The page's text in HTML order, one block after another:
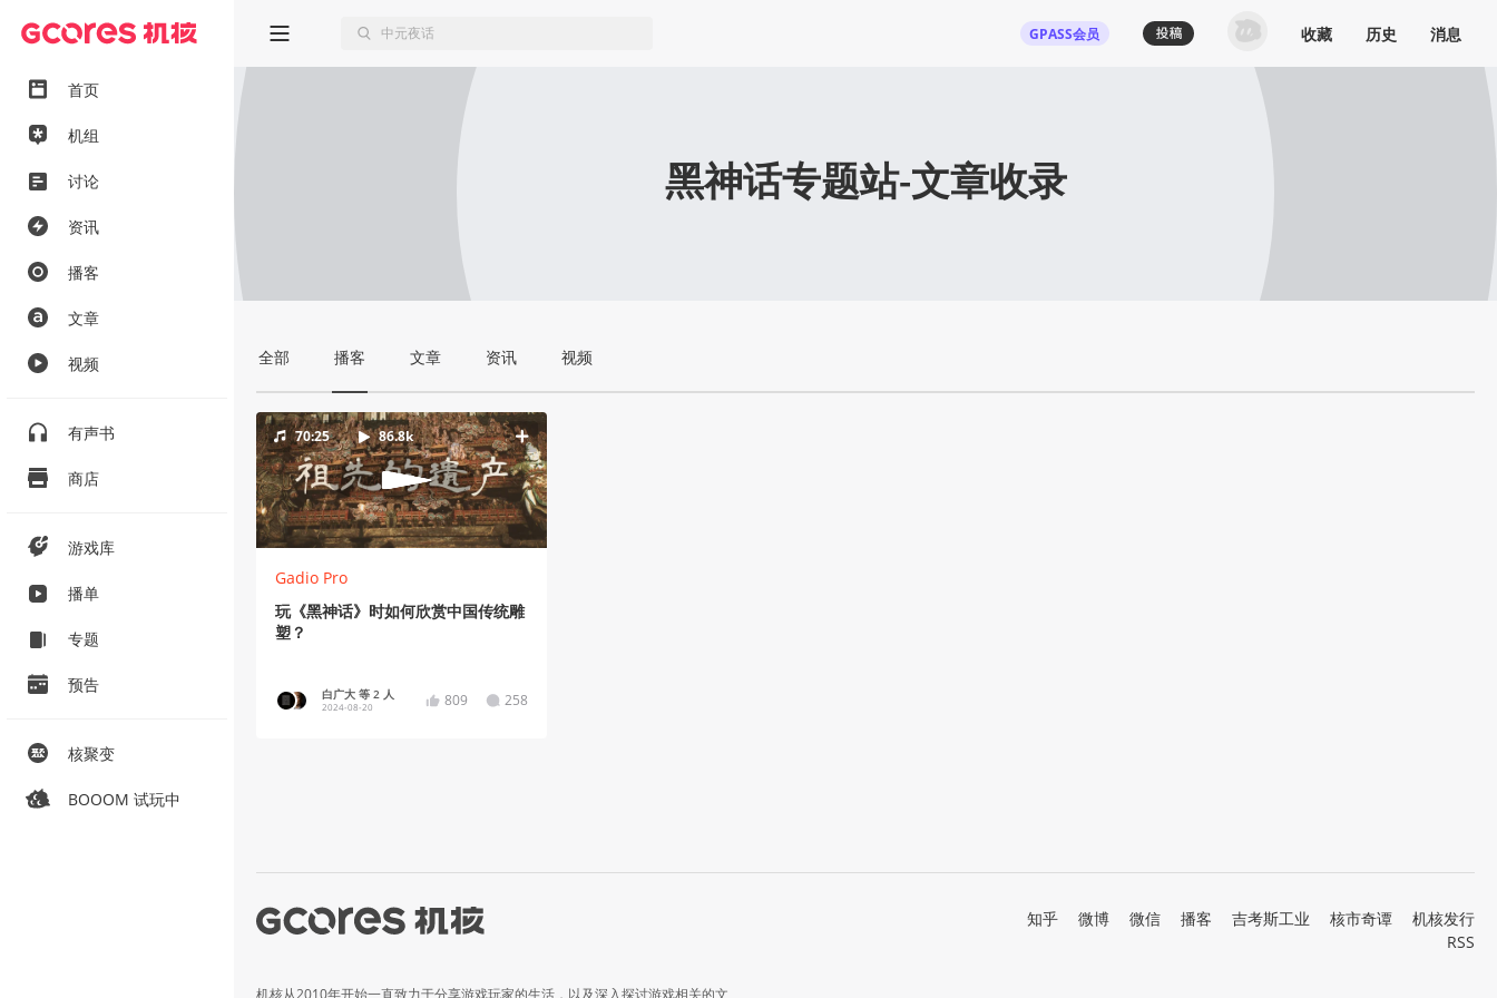
首页
机组
讨论
资讯
播客
文章
视频
有声书
商店
游戏库
播单
专题
预告
核聚变
BOOOM 试玩中
GPASS会员 收藏 历史 消息
黑神话专题站-文章收录
全部 播客 文章 资讯 视频
70:25 86.8k
Gadio Pro
玩《黑神话》时如何欣赏中国传统雕
塑？
白广大 等 2 人
2024-08-20 809 258
机核从2010年开始一直致力于分享游戏玩家的生活，以及深入探讨游戏相关的文
知乎 微博 微信 播客 吉考斯工业 核市奇谭
机核发行
RSS